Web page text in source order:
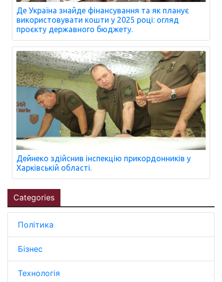
Де Україна знайде фінансування та як планує
використовувати кошти у 2025 році: огляд
проєкту державного бюджету.
Дейнеко здійснив інспекцію прикордонників у
Харківській області.
Categories
Політика
Бізнес
Технологія